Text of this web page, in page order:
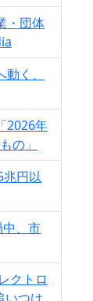
・団体
く、
2026年
の」
円以
、市
クトロ